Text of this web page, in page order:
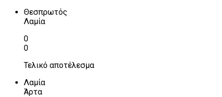
Θεσπρωτός
Λαμία
0
0
Τελικό αποτέλεσμα
Λαμία
Άρτα